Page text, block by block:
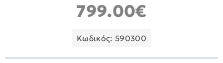
799.00€
Κωδικός: 590300